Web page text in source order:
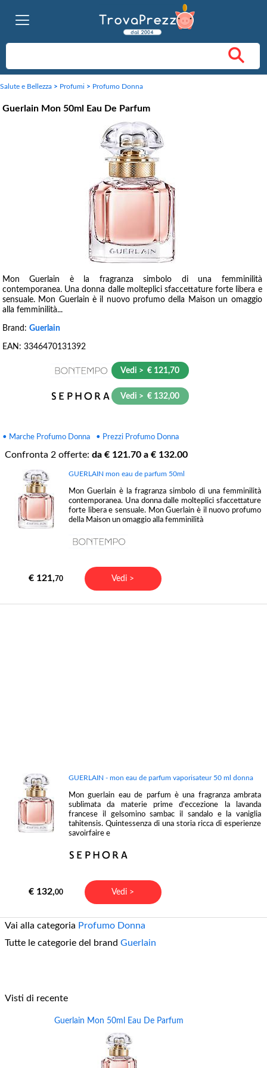
Salute e Bellezza > Profumi > Profumo Donna
Guerlain Mon 50ml Eau De Parfum
Mon Guerlain è la fragranza simbolo di una femminilità
contemporanea. Una donna dalle molteplici sfaccettature forte libera e
sensuale. Mon Guerlain è il nuovo profumo della Maison un omaggio
alla femminilità...
Brand: Guerlain
EAN: 3346470131392
Vedi > € 121,70
Vedi > € 132,00
• Marche Profumo Donna • Prezzi Profumo Donna
Confronta 2 offerte: da € 121.70 a € 132.00
GUERLAIN mon eau de parfum 50ml
Mon Guerlain è la fragranza simbolo di una femminilità
contemporanea. Una donna dalle molteplici sfaccettature
forte libera e sensuale. Mon Guerlain è il nuovo profumo
della Maison un omaggio alla femminilità
€ 121,70 Vedi >
GUERLAIN - mon eau de parfum vaporisateur 50 ml donna
Mon guerlain eau de parfum è una fragranza ambrata
sublimata da materie prime d'eccezione la lavanda
francese il gelsomino sambac il sandalo e la vaniglia
tahitensis. Quintessenza di una storia ricca di esperienze
savoirfaire e
€ 132,00 Vedi >
Vai alla categoria Profumo Donna
Tutte le categorie del brand Guerlain
Visti di recente
Guerlain Mon 50ml Eau De Parfum